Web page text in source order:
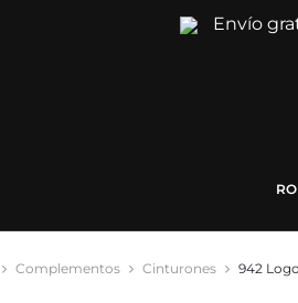
Envío
Complementos Cinturones 942